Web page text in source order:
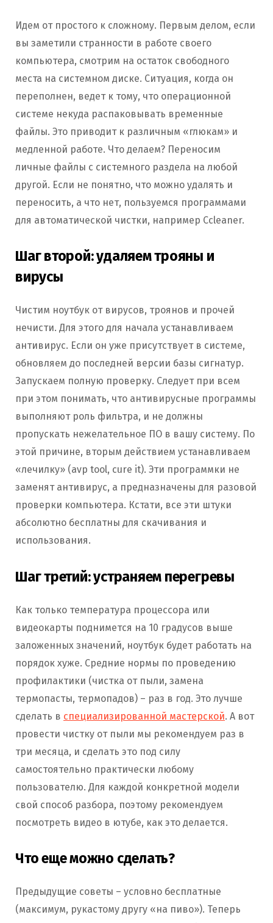
Идем от простого к сложному. Первым делом, если
вы заметили странности в работе своего
компьютера, смотрим на остаток свободного
места на системном диске. Ситуация, когда он
переполнен, ведет к тому, что операционной
системе некуда распаковывать временные
файлы. Это приводит к различным «глюкам» и
медленной работе. Что делаем? Переносим
личные файлы с системного раздела на любой
другой. Если не понятно, что можно удалять и
переносить, а что нет, пользуемся программами
для автоматической чистки, например Ccleaner.
Шаг второй: удаляем трояны и
вирусы
Чистим ноутбук от вирусов, троянов и прочей
нечисти. Для этого для начала устанавливаем
антивирус. Если он уже присутствует в системе,
обновляем до последней версии базы сигнатур.
Запускаем полную проверку. Следует при всем
при этом понимать, что антивирусные программы
выполняют роль фильтра, и не должны
пропускать нежелательное ПО в вашу систему. По
этой причине, вторым действием устанавливаем
«лечилку» (avp tool, cure it). Эти программки не
заменят антивирус, а предназначены для разовой
проверки компьютера. Кстати, все эти штуки
абсолютно бесплатны для скачивания и
использования.
Шаг третий: устраняем перегревы
Как только температура процессора или
видеокарты поднимется на 10 градусов выше
заложенных значений, ноутбук будет работать на
порядок хуже. Средние нормы по проведению
профилактики (чистка от пыли, замена
термопасты, термопадов) – раз в год. Это лучше
сделать в специализированной мастерской. А вот
провести чистку от пыли мы рекомендуем раз в
три месяца, и сделать это под силу
самостоятельно практически любому
пользователю. Для каждой конкретной модели
свой способ разбора, поэтому рекомендуем
посмотреть видео в ютубе, как это делается.
Что еще можно сделать?
Предыдущие советы – условно бесплатные
(максимум, рукастому другу «на пиво»). Теперь